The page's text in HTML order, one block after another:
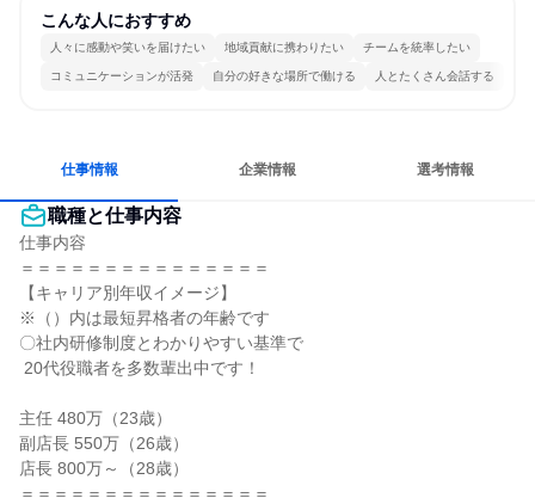
こんな人におすすめ
人々に感動や笑いを届けたい 地域貢献に携わりたい チームを統率したい
コミュニケーションが活発 自分の好きな場所で働ける 人とたくさん会話する
仕事情報 企業情報 選考情報
職種と仕事内容
仕事内容
＝＝＝＝＝＝＝＝＝＝＝＝＝＝＝
【キャリア別年収イメージ】
※（）内は最短昇格者の年齢です
〇社内研修制度とわかりやすい基準で
主任 480万（23歳）
副店長 550万（26歳）
店長 800万～（28歳）
＝＝＝＝＝＝＝＝＝＝＝＝＝＝＝